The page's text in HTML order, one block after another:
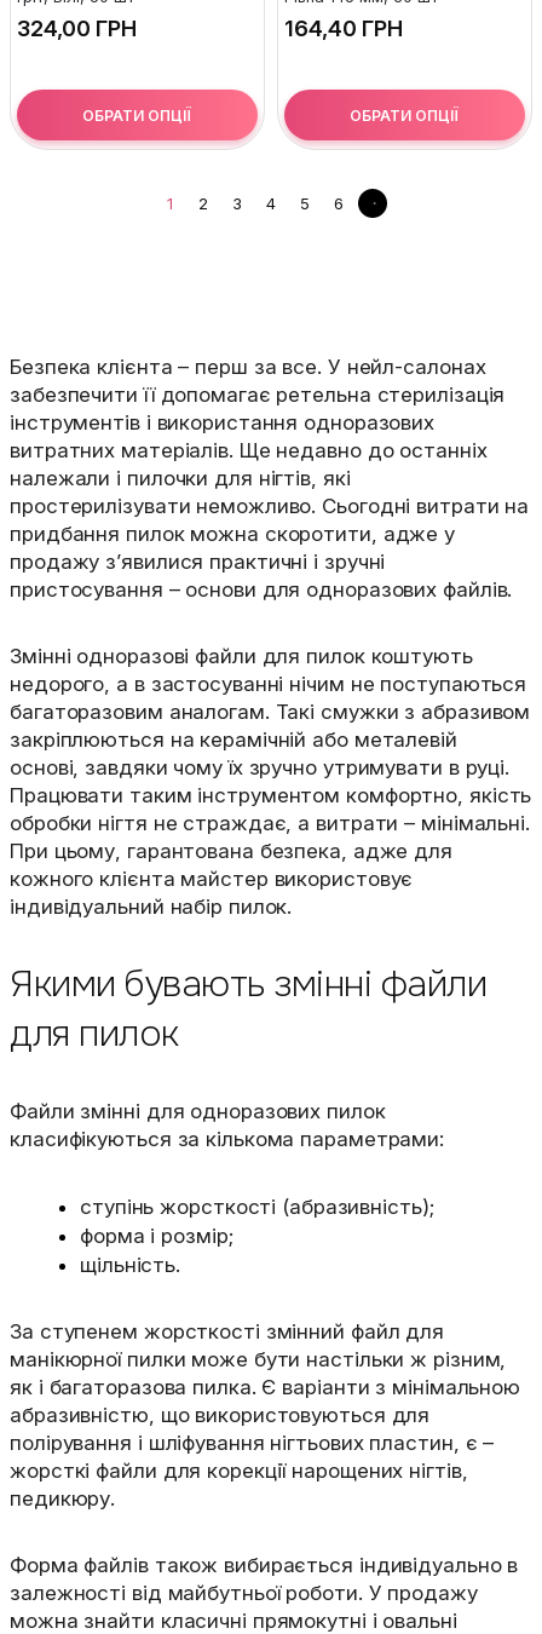
ГРН
ОБРАТИ ОПЦІЇ
ГРН
ОБРАТИ ОПЦІЇ
1 2 3 4 5 6
Безпека клієнта – перш за все. У нейл-салонах
забезпечити її допомагає ретельна стерилізація
інструментів і використання одноразових
витратних матеріалів. Ще недавно до останніх
належали і пилочки для нігтів, які
простерилізувати неможливо. Сьогодні витрати на
придбання пилок можна скоротити, адже у
продажу з’явилися практичні і зручні
пристосування – основи для одноразових файлів.
Змінні одноразові файли для пилок коштують
недорого, а в застосуванні нічим не поступаються
багаторазовим аналогам. Такі смужки з абразивом
закріплюються на керамічній або металевій
основі, завдяки чому їх зручно утримувати в руці.
Працювати таким інструментом комфортно, якість
обробки нігтя не страждає, а витрати – мінімальні.
При цьому, гарантована безпека, адже для
кожного клієнта майстер використовує
індивідуальний набір пилок.
Якими бувають змінні файли
для пилок
Файли змінні для одноразових пилок
класифікуються за кількома параметрами:
ступінь жорсткості (абразивність);
форма і розмір;
щільність.
За ступенем жорсткості змінний файл для
манікюрної пилки може бути настільки ж різним,
як і багаторазова пилка. Є варіанти з мінімальною
абразивністю, що використовуються для
полірування і шліфування нігтьових пластин, є –
жорсткі файли для корекції нарощених нігтів,
педикюру.
Форма файлів також вибирається індивідуально в
залежності від майбутньої роботи. У продажу
можна знайти класичні прямокутні і овальні